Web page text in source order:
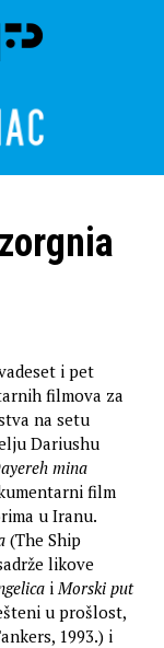
i pet
filmova za
na setu
Dariushu
mina
film
u Iranu.
(The Ship
likove
iMorski put
u prošlost,
1993.) i